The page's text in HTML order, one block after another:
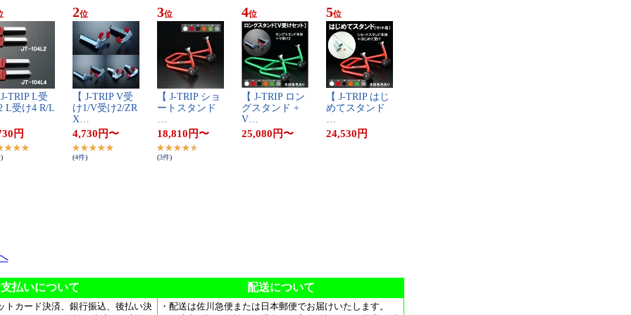
​T​R​I​P​ ​L​受​
​L​受​け​4​ ​R​/​L​
円
)
2位
【​ ​J​-​T​R​I​P​ ​V​受​
け​1​/​V​受​け​2​/​Z​R​
X​…
4,730 円〜
(4件)
3位
【​ ​J​-​T​R​I​P​ ​シ​ョ​
ー​ト​ス​タ​ン​ド​ ​
…
18,810 円〜
(3件)
4位
【​ ​J​-​T​R​I​P​ ​ロ​ン​
グ​ス​タ​ン​ド​ ​+​ ​
V​…
25,080 円〜
5位
【​ ​J​-​T​R​I​P​ ​は​じ​
め​て​ス​タ​ン​ド​ ​
…
24,530 円
払いについて 配送について
トカード決済、銀行振込、後払い決
・配送は佐川急便または日本郵便でお届けいたします。